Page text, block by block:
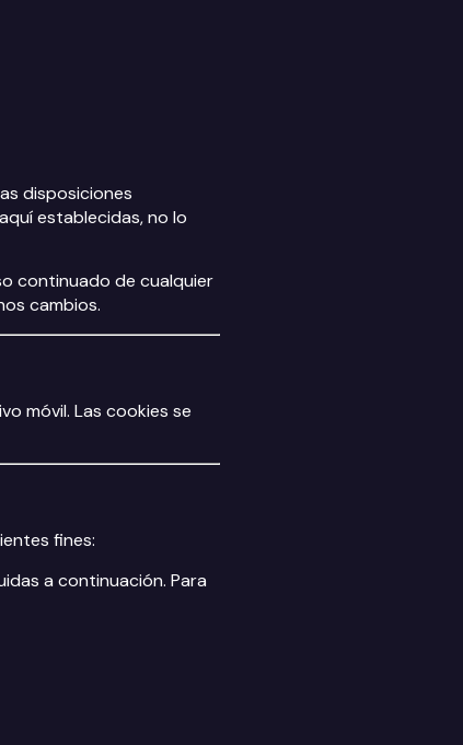
disposiciones
establecidas, no lo
continuado de cualquier
cambios.
móvil. Las cookies se
fines:
a continuación. Para